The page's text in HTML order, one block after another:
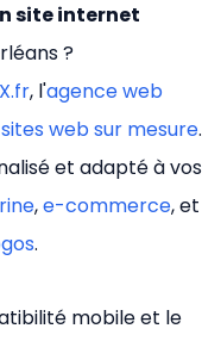
site internet
?
, l'agence web
web sur mesure.
et adapté à vos
,e-commerce, et
.
mobile et le